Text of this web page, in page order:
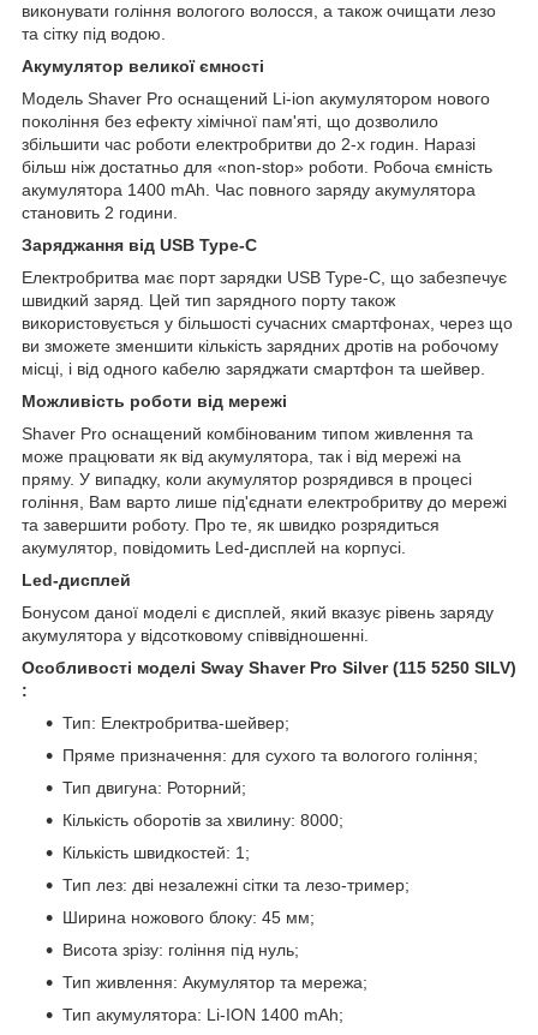
виконувати гоління вологого волосся, а також очищати лезо
та сітку під водою.
Акумулятор великої ємності
Модель Shaver Pro оснащений Li-ion акумулятором нового
покоління без ефекту хімічної пам'яті, що дозволило
збільшити час роботи електробритви до 2-х годин. Наразі
більш ніж достатньо для «non-stop» роботи. Робоча ємність
акумулятора 1400 mAh. Час повного заряду акумулятора
становить 2 години.
Заряджання від USB Type-C
Електробритва має порт зарядки USB Type-C, що забезпечує
швидкий заряд. Цей тип зарядного порту також
використовується у більшості сучасних смартфонах, через що
ви зможете зменшити кількість зарядних дротів на робочому
місці, і від одного кабелю заряджати смартфон та шейвер.
Можливість роботи від мережі
Shaver Pro оснащений комбінованим типом живлення та
може працювати як від акумулятора, так і від мережі на
пряму. У випадку, коли акумулятор розрядився в процесі
гоління, Вам варто лише під'єднати електробритву до мережі
та завершити роботу. Про те, як швидко розрядиться
акумулятор, повідомить Led-дисплей на корпусі.
Led-дисплей
Бонусом даної моделі є дисплей, який вказує рівень заряду
акумулятора у відсотковому співвідношенні.
Особливості моделі Sway Shaver Pro Silver (115 5250 SILV)
:
Тип: Електробритва-шейвер;
Пряме призначення: для сухого та вологого гоління;
Тип двигуна: Роторний;
Кількість оборотів за хвилину: 8000;
Кількість швидкостей: 1;
Тип лез: дві незалежні сітки та лезо-тример;
Ширина ножового блоку: 45 мм;
Висота зрізу: гоління під нуль;
Тип живлення: Акумулятор та мережа;
Тип акумулятора: Li-ION 1400 mAh;